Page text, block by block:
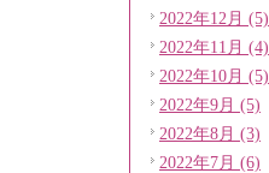
2022年12月 (5)
2022年11月 (4)
2022年10月 (5)
2022年9月 (5)
2022年8月 (3)
2022年7月 (6)